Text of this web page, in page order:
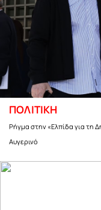
ΠΟΛΙΤΙΚΗ
Ρήγμα στην «Ελπίδα για τη
Αυγερινό